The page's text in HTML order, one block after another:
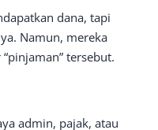
dana, tapi
Namun, mereka
tersebut.
admin, pajak, atau